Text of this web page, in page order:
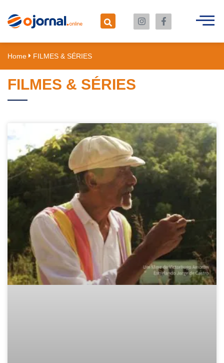
Home FILMES & SÉRIES
FILMES & SÉRIES